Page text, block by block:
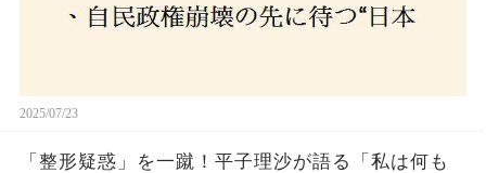
2025/07/23
「整形疑惑」を一蹴！平子理沙が語る「私は何も